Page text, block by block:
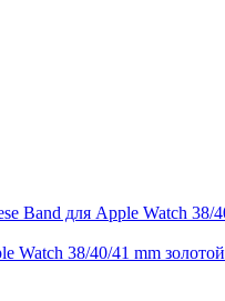
38/40/41 mm золотой